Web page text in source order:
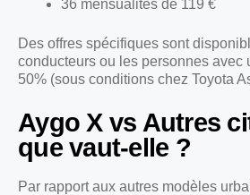
36 mensualités de 119 €
Des offres spécifiques sont
conducteurs ou les personnes avec
50% (sous conditions chez Toyota
Aygo X vs Autres
que vaut-elle ?
Par rapport aux autres modèles